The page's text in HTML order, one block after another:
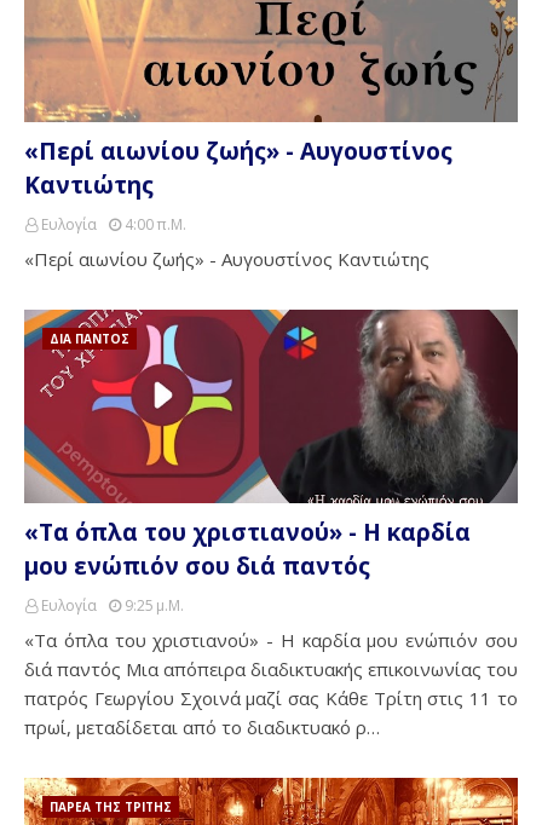
«Περί αιωνίου ζωής» - Αυγουστίνος
Καντιώτης
Ευλογία 4:00 Π.μ.
«Περί αιωνίου ζωής» - Αυγουστίνος Καντιώτης
ΔΙΑ ΠΑΝΤΟΣ
«Τα όπλα του χριστιανού» - Η καρδία
μου ενώπιόν σου διά παντός
Ευλογία 9:25 Μ.μ.
«Τα όπλα του χριστιανού» - Η καρδία μου ενώπιόν σου
διά παντός Μια απόπειρα διαδικτυακής επικοινωνίας του
πατρός Γεωργίου Σχοινά μαζί σας Κάθε Τρίτη στις 11 το
πρωί, μεταδίδεται από το διαδικτυακό ρ…
ΠΑΡΕΑ ΤΗΣ ΤΡΙΤΗΣ